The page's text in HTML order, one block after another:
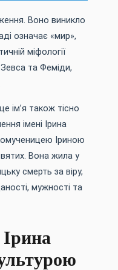
Воно виникло
означає «мир»,
міфології
та Феміди,
ім’я також тісно
імені Ірина
Іриною
Вона жила у
смерть за віру,
мужності та
Ірина